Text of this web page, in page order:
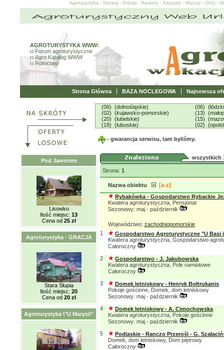
Agroturystyka - Noclegi - Pokoje - Kwatery - Kaszuby - Mazury - Góry -
AGROTURYSTYKA WWW:
Forum agroturystyczne
Agro Katalog WWW
Rolnictwo
Strona Główna BAZA NOCLEGOWA Najnowsza
(06) (dolnośląskie)
(02) (kujawsko-pomorskie)
(20) (lubelskie)
(18) (lubuskie)
(06)
(13)
(15)
(02)
- gwarancja serwisu, tam byliśmy.
Pod Jaworem
Lisowko
Ilość miejsc: 13
Cena od 25 zł
Agroturystyka - GRACJA
Stara Słupia
Ilość miejsc: 20
Cena od 20 zł
Agroturystyka \"U Marysi\"
wszystkich
Strona: 1
Nazwa obiektu
[a-z]
Rybakówka - Gospodarstwo Rybackie
Kwatera agroturystyczna, Pensjonat
Sezonowy: maj - październik
Województwo: zachodniopomorskie
1
Gospodarstwo Agroturystyczne "U Basi
Kwatera agroturystyczna, Gospodarstwo
Całoroczny
2
Gospodarstwo - J. Jakubowska
Kwatera agroturystyczna, Pole namiotowe
Całoroczny
3
Domek letniskowy - Henryk Bołtrukanis
Pokoje gościnne, Domek, dom letniskowy
Sezonowy: maj - październik
4
Domek letniskowy - A. Cimochowska
Kwatera agroturystyczna, Pokoje gościnne
Sezonowy: maj - październik
5
Podlaskie - Ranczo Przerośl - G.
Domek, dom letniskowy, Dom piętrowy
Całoroczny